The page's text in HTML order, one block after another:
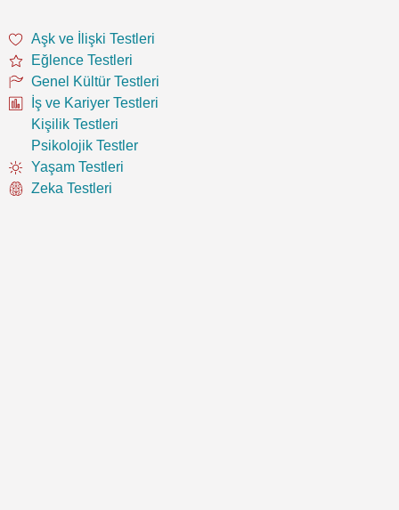
Aşk ve İlişki Testleri
Eğlence Testleri
Genel Kültür Testleri
İş ve Kariyer Testleri
Kişilik Testleri
Psikolojik Testler
Yaşam Testleri
Zeka Testleri